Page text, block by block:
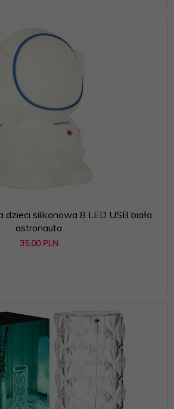
dzieci silikonowa 8 LED USB biała
astronauta
35,00 PLN